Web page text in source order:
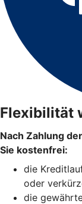
Flexibilität
Nach Zahlung
Sie kostenfrei:
die
oder
die